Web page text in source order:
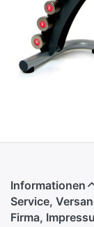
Informationen
Service,
Firma,